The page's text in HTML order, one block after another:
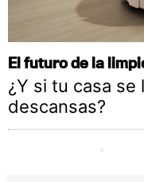
El futuro de la
¿Y si tu casa se
descansas?